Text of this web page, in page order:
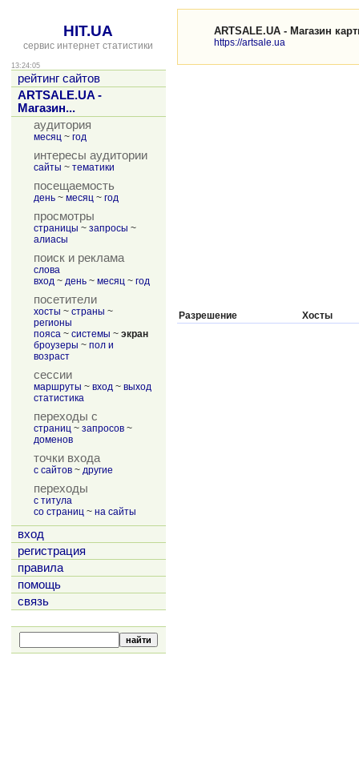
HIT.UA
сервис интернет статистики
13:24:05
рейтинг сайтов
ARTSALE.UA -
Магазин...
аудитория
месяц ~ год
интересы аудитории
сайты ~ тематики
посещаемость
день ~ месяц ~ год
просмотры
страницы ~ запросы ~
алиасы
поиск и реклама
слова
вход ~ день ~ месяц ~ год
посетители
хосты ~ страны ~
регионы
пояса ~ системы ~ экран
броузеры ~ пол и
возраст
сессии
маршруты ~ вход ~ выход
статистика
переходы с
страниц ~ запросов ~
доменов
точки входа
с сайтов ~ другие
переходы
с титула
со страниц ~ на сайты
вход
регистрация
правила
помощь
связь
ARTSALE.UA - Магазин
https://artsale.ua
Разрешение Хосты